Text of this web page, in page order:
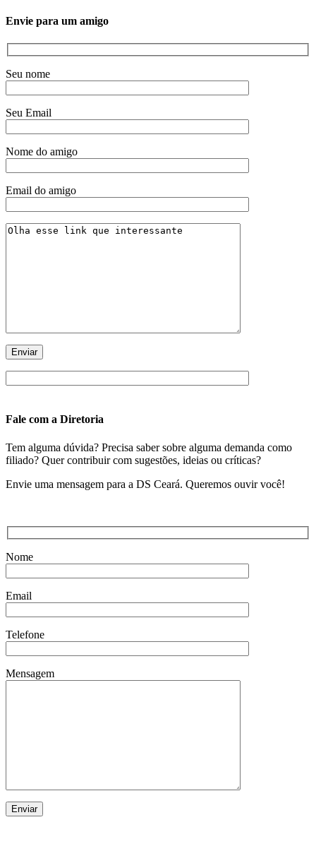
Envie para um amigo
Seu nome
Seu Email
Nome do amigo
Email do amigo
Fale com a Diretoria
Tem alguma dúvida? Precisa saber sobre alguma demanda como
filiado? Quer contribuir com sugestões, ideias ou críticas?
Envie uma mensagem para a DS Ceará. Queremos ouvir você!
Nome
Email
Telefone
Mensagem